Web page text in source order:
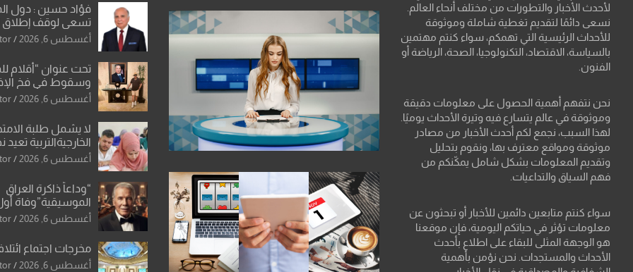
لأحدث الأخبار والتطورات من مختلف أنحاء العالم.
نسعى دائمًا لتقديم تغطية شاملة وموثوقة
للأحداث الرئيسية التي تهمكم، سواء كنتم مهتمين
بالسياسة، الاقتصاد، التكنولوجيا، الصحة، الرياضة أو
الفنون.
نحن نتفهم أهمية الحصول على معلومات دقيقة
وموثوقة في عالم يتسارع فيه وتيرة الأحداث يوميًا.
لهذا السبب، نجمع لكم أحدث الأخبار من مصادر
موثوقة ومواقع معترف بها، ونقوم بتحليل
وتقديم المعلومات بشكل شامل يمكّنكم من
فهم السياق والتداعيات.
سواء كنتم متابعين دائمين للأخبار أو تبحثون عن
معلومات تؤثر في حياتكم اليومية، فإن موقعنا
هو الوجهة المثلى للبقاء على اطلاع بأحدث
الأحداث والمستجدات. نحن نؤمن بأهمية
فؤاد حسين : دول
تسعى لوقف إطلاق
فتح مضيق هرمز ..
أغسطس 6, 2026
تحت عنوان “أقلام
وسقوط في فخ
الإعلامي”: ردٌّ صريح
أغسطس 6, 2026
لا يشمل طلبة
الخارجيةالتربية تعيد
المحاولات لطلبة
أغسطس 6, 2026
“وداعاً ذاكرة العراق
الموسيقية”وفاة
للأوركسترا
أغسطس 6, 2026
مخرجات اجتماع
أغسطس 6, 2026